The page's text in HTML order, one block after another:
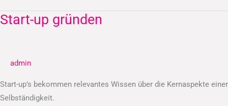
Start-up gründen
admin
Start-up’s bekommen relevantes Wissen über die Kernaspekte einer
Selbständigkeit.
Start-